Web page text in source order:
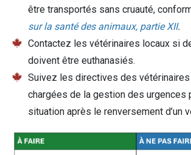
être transportés sans cruauté,
sur la santé des animaux, partie XII.
Contactez les vétérinaires locaux si
doivent être euthanasiés.
Suivez les directives des
chargées de la gestion des urgences
situation après le renversement d’un